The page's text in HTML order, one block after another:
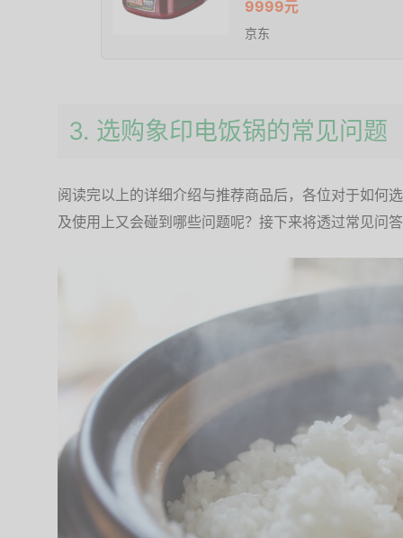
9999元
京东
3. 选购象印电饭锅的常见问题
阅读完以上的详细介绍与推荐商品后，各位对于如何
及使用上又会碰到哪些问题呢？接下来将透过常见问